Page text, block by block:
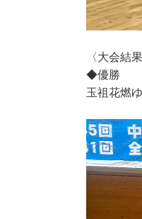
〈大会結果
◆優勝
玉祖花燃ゆ